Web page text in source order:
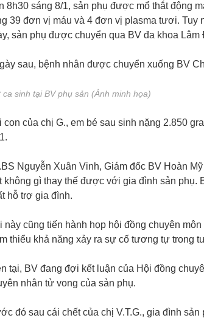
8h30 sáng 8/1, sản phụ được mổ thắt động
39 đơn vị máu và 4 đơn vị plasma tươi. Tuy
sản phụ được chuyển qua BV đa khoa
sau, bệnh nhân được chuyển xuống BV
ca sinh tại BV phụ sản (Ảnh minh họa)
con của chị G., em bé sau sinh nặng 2.850
Nguyễn Xuân Vinh, Giám đốc BV Hoàn
không gì thay thế được với gia đình sản phụ.
hỗ trợ gia đình.
này cũng tiến hành họp hội đồng chuyên
thiểu khả năng xảy ra sự cố tương tự trong
tại, BV đang đợi kết luận của Hội đồng
nhân tử vong của sản phụ.
đó sau cái chết của chị V.T.G., gia đình